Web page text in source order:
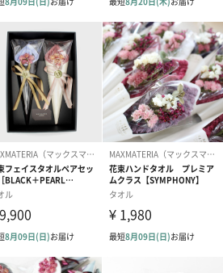
で触らない。
破らない。
べ物ではありません。
ットの手の届く所に置かない。
たり、飲み込んだりしない。
方などの誤飲を防ぐため、置き場所に注意す
に使わない。
手洗い用におすすめしません。
く押したり、長時間触らない。
れて原液が洗濯機のフタについたときは、水
取る。
>
込んだ場合は、吐かせず、水を飲ませるなど
して、医師に相談する。
た場合は、こすらずにすぐ水で充分に洗い流
が皮膚や衣類に残った場合は、皮膚は水でよ
類はぬるま湯にしばらくつけ置きしもみ洗
ださい。